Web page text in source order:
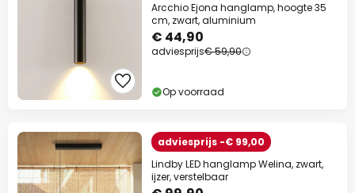
Arcchio Ejona hanglamp, hoogte 35
cm, zwart, aluminium
€ 44,90
adviesprijs€ 59,90
Op voorraad
adviesprijs -€ 99,00
Lindby LED hanglamp Welina, zwart,
ijzer, verstelbaar